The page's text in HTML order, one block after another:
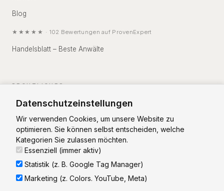
Blog
★★★★★ · 102 Bewertungen auf ProvenExpert
Handelsblatt – Beste Anwälte
RECHTLICHES
Impressum
Datenschutz
Datenschutzeinstellungen
Wir verwenden Cookies, um unsere Website zu
optimieren. Sie können selbst entscheiden, welche
Kategorien Sie zulassen möchten.
Essenziell (immer aktiv)
Statistik (z. B. Google Tag Manager)
Marketing (z. Colors. YouTube, Meta)